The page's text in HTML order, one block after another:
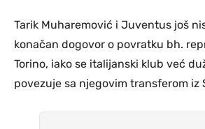
Tarik Muharemović i Juventus još
konačan dogovor o povratku bh.
Torino, iako se italijanski klub već
povezuje sa njegovim transferom iz